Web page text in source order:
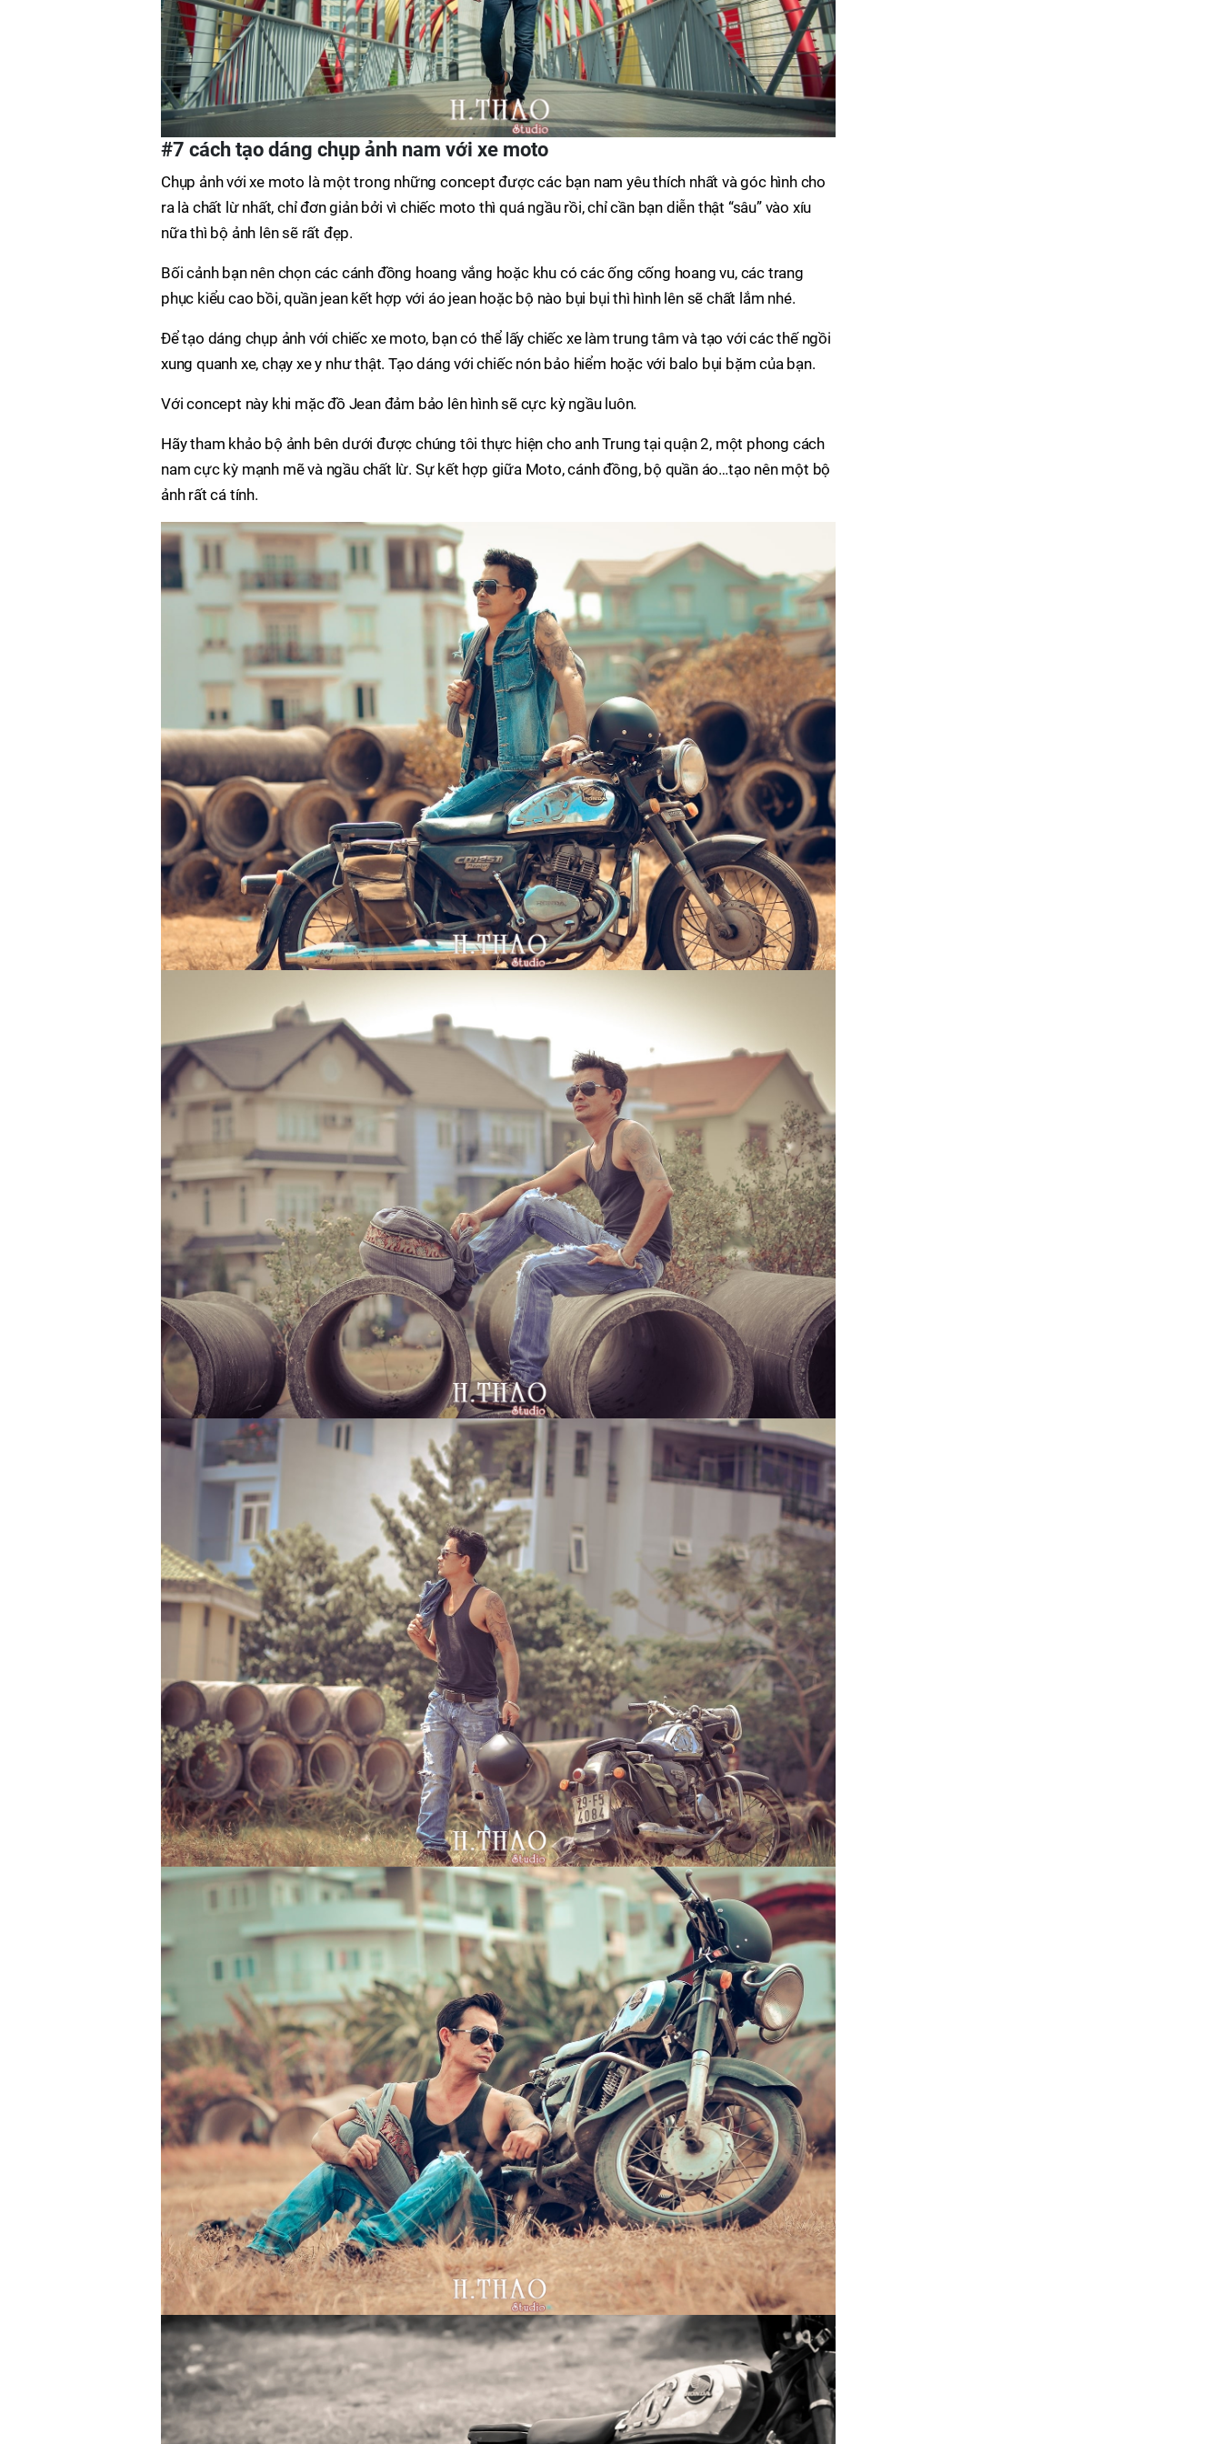
#7 cách tạo dáng chụp ảnh nam với xe moto
Chụp ảnh với xe moto là một trong những concept được các bạn nam yêu thích nhất và góc hình cho
ra là chất lừ nhất, chỉ đơn giản bởi vì chiếc moto thì quá ngầu rồi, chỉ cần bạn diễn thật “sâu” vào xíu
nữa thì bộ ảnh lên sẽ rất đẹp.
Bối cảnh bạn nên chọn các cánh đồng hoang vắng hoặc khu có các ống cống hoang vu, các trang
phục kiểu cao bồi, quần jean kết hợp với áo jean hoặc bộ nào bụi bụi thì hình lên sẽ chất lắm nhé.
Để tạo dáng chụp ảnh với chiếc xe moto, bạn có thể lấy chiếc xe làm trung tâm và tạo với các thế ngồi
xung quanh xe, chạy xe y như thật. Tạo dáng với chiếc nón bảo hiểm hoặc với balo bụi bặm của bạn.
Với concept này khi mặc đồ Jean đảm bảo lên hình sẽ cực kỳ ngầu luôn.
Hãy tham khảo bộ ảnh bên dưới được chúng tôi thực hiện cho anh Trung tại quận 2, một phong cách
nam cực kỳ mạnh mẽ và ngầu chất lừ. Sự kết hợp giữa Moto, cánh đồng, bộ quần áo…tạo nên một bộ
ảnh rất cá tính.